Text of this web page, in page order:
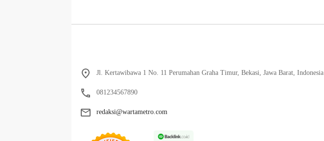
Jl. Kertawibawa 1 No. 11 Perumahan Graha Timur, Bekasi, Jawa Barat, Indonesia
081234567890
redaksi@wartametro.com